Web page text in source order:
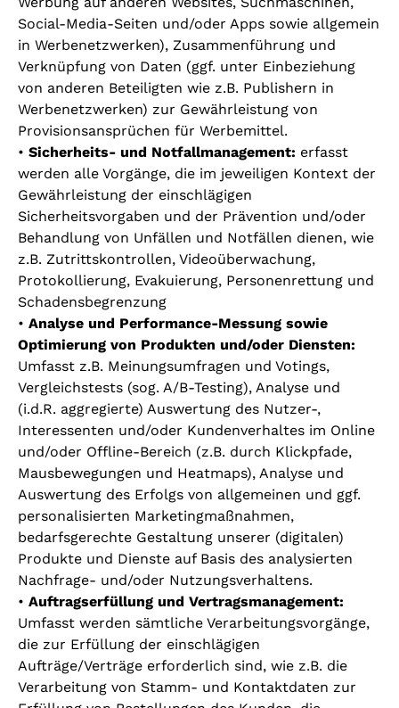
Social-Media-Seiten und/oder Apps sowie allgemein
in Werbenetzwerken), Zusammenführung und
Verknüpfung von Daten (ggf. unter Einbeziehung
von anderen Beteiligten wie z.B. Publishern in
Werbenetzwerken) zur Gewährleistung von
Provisionsansprüchen für Werbemittel.
• Sicherheits- und Notfallmanagement: erfasst
werden alle Vorgänge, die im jeweiligen Kontext der
Gewährleistung der einschlägigen
Sicherheitsvorgaben und der Prävention und/oder
Behandlung von Unfällen und Notfällen dienen, wie
z.B. Zutrittskontrollen, Videoüberwachung,
Protokollierung, Evakuierung, Personenrettung und
Schadensbegrenzung
• Analyse und Performance-Messung sowie
Optimierung von Produkten und/oder Diensten:
Umfasst z.B. Meinungsumfragen und Votings,
Vergleichstests (sog. A/B-Testing), Analyse und
(i.d.R. aggregierte) Auswertung des Nutzer-,
Interessenten und/oder Kundenverhaltes im Online
und/oder Offline-Bereich (z.B. durch Klickpfade,
Mausbewegungen und Heatmaps), Analyse und
Auswertung des Erfolgs von allgemeinen und ggf.
personalisierten Marketingmaßnahmen,
bedarfsgerechte Gestaltung unserer (digitalen)
Produkte und Dienste auf Basis des analysierten
Nachfrage- und/oder Nutzungsverhaltens.
• Auftragserfüllung und Vertragsmanagement:
Umfasst werden sämtliche Verarbeitungsvorgänge,
die zur Erfüllung der einschlägigen
Aufträge/Verträge erforderlich sind, wie z.B. die
Verarbeitung von Stamm- und Kontaktdaten zur